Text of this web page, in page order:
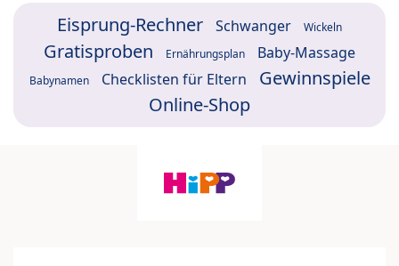
Eisprung-Rechner Schwanger Wickeln
Gratisproben Ernährungsplan Baby-Massage
Babynamen Checklisten für Eltern
Gewinnspiele
Online-Shop